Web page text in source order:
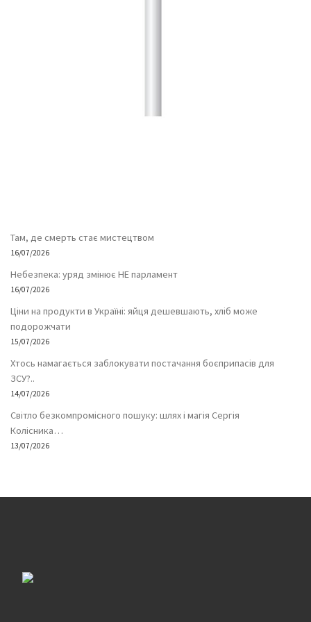
Там, де смерть стає мистецтвом
16/07/2026
Небезпека: уряд змінює НЕ парламент
16/07/2026
Ціни на продукти в Україні: яйця дешевшають, хліб може
подорожчати
15/07/2026
Хтось намагається заблокувати постачання боєприпасів для
ЗСУ?..
14/07/2026
Світло безкомпромісного пошуку: шлях і магія Сергія
Колісника…
13/07/2026